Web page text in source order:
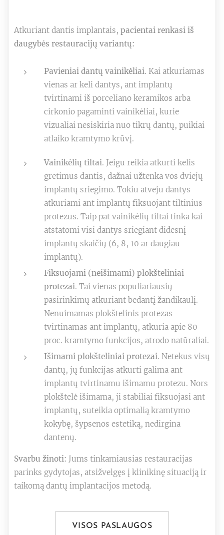
Atkuriant dantis implantais, pacientai renkasi iš
daugybės restauracijų variantų:
Pavieniai dantų vainikėliai. Kai atkuriamas
vienas ar keli dantys, ant implantų
tvirtinami iš porceliano keramikos arba
cirkonio pagaminti vainikėliai, kurie
vizualiai nesiskiria nuo tikrų dantų, puikiai
atlaiko kramtymo krūvį.
Vainikėlių tiltai. Jeigu reikia atkurti kelis
gretimus dantis, dažnai užtenka vos dviejų
implantų sriegimo. Tokiu atveju dantys
atkuriami ant implantų fiksuojant tiltinius
protezus. Taip pat vainikėlių tiltai tinka kai
atstatomi visi dantys sriegiant didesnį
implantų skaičių (6, 8, 10 ar daugiau
implantų).
Fiksuojami (neišimami) plokšteliniai
protezai. Tai vienas populiariausių
pasirinkimų atkuriant bedantį žandikaulį.
Nenuimamas plokštelinis protezas
tvirtinamas ant implantų, atkuria apie 80
proc. kramtymo funkcijos, atrodo natūraliai.
Išimami plokšteliniai protezai. Netekus visų
dantų, jų funkcijas atkurti galima ant
implantų tvirtinamu išimamu protezu. Nors
plokštelė išimama, ji stabiliai fiksuojasi ant
implantų, suteikia optimalią kramtymo
kokybę, šypsenos estetiką, nedirgina
dantenų.
Svarbu žinoti: Jums tinkamiausias restauracijas
parinks gydytojas, atsižvelgęs į klinikinę situaciją ir
taikomą dantų implantacijos metodą.
VISOS PASLAUGOS